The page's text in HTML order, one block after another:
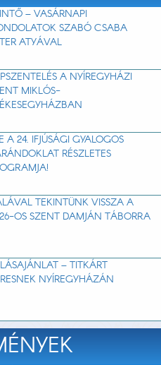
– VASÁRNAPI
SZABÓ CSABA
ATYÁVAL
A NYÍREGYHÁZI
MIKLÓS-
A 24. IFJÚSÁGI GYALOGOS
RÉSZLETES
TEKINTÜNK VISSZA A
OS SZENT DAMJÁN TÁBORRA
– TITKÁRT
NYÍREGYHÁZÁN